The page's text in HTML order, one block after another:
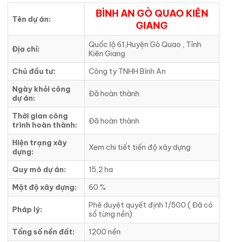
Tên dự án:
BÌNH AN GÒ QUAO KIÊN
GIANG
Địa chỉ:
Quốc lộ 61,Huyện Gò Quao , Tỉnh
Kiên Giang
Chủ đầu tư:
Công ty TNHH Bình An
Ngày khỏi công
dự án:
Đã hoàn thành
Thời gian công
trình hoàn thành:
Đã hoàn thành
Hiện trạng xây
dựng:
Xem chi tiết tiến độ xây dựng
Quy mô dự án:
15,2 ha
Mật độ xây dựng:
60 %
Pháp lý:
Phê duyệt quyết định 1/500 ( Đã có
sổ từng nền)
Tổng số nền đất:
1200 nền